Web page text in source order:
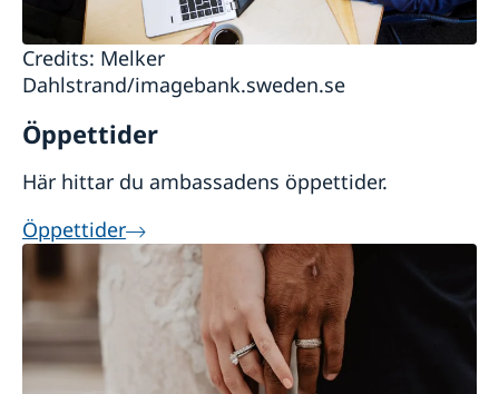
Credits: Melker
Dahlstrand/imagebank.sweden.se
Öppettider
Här hittar du ambassadens öppettider.
Öppettider